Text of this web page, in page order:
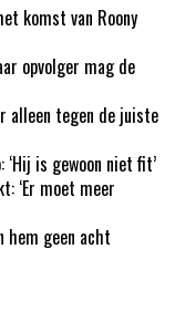
komst van Roony
opvolger mag de
alleen tegen de juiste
is gewoon niet fit’
‘Er moet meer
hem geen acht